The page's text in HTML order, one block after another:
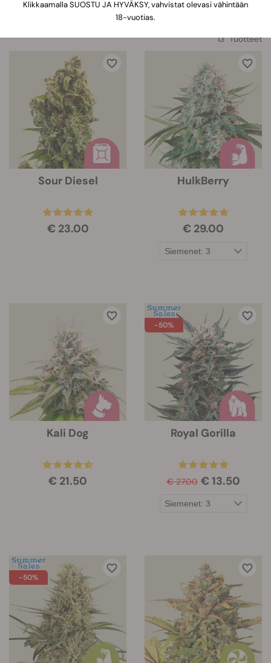
13 Tuotteet
Sour Diesel
€ 23.00
HulkBerry
€ 29.00
Kali Dog
€ 21.50
-50%
Royal Gorilla
€ 27.00 € 13.50
-50%
Klikkaamalla SUOSTU JA HYVÄKSY, vahvistat olevasi vähintään
18-vuotias.